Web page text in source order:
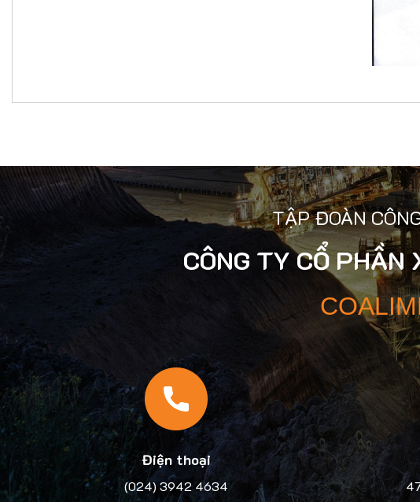
TẬP ĐOÀN
CÔNG TY CỔ
Điện thoại
(024) 3942 4634